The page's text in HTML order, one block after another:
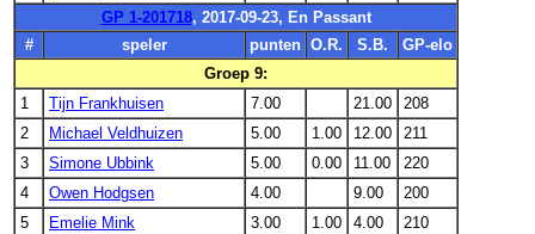
GP 1-201718, 2017-09-23, En Passant
#
speler punten O.R. S.B.
GP-elo
Groep 9:
1
Tijn Frankhuisen 7.00 21.00
208
2
Michael Veldhuizen 5.00 1.00 12.00
211
3
Simone Ubbink 5.00 0.00 11.00
220
4
Owen Hodgsen 4.00 9.00
200
5
Emelie Mink 3.00 1.00 4.00
210